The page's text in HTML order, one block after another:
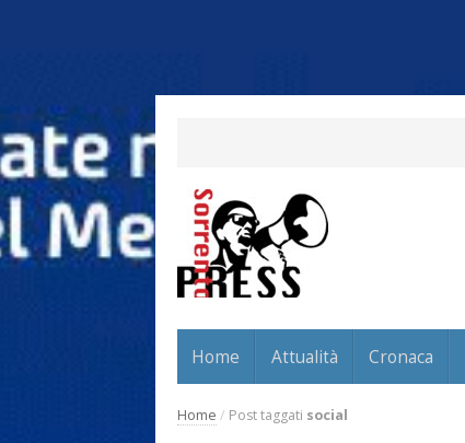
Home Attualità Cronaca
Home / Post taggati social